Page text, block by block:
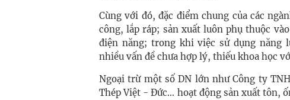
Cùng với đó, đặc điểm chung của các
công, lắp ráp; sản xuất luôn phụ thuộc
điện năng; trong khi việc sử dụng năng
nhiều vấn đề chưa hợp lý, thiếu khoa học
Ngoại trừ một số DN lớn như Công ty
Thép Việt - Đức... hoạt động sản xuất tôn,